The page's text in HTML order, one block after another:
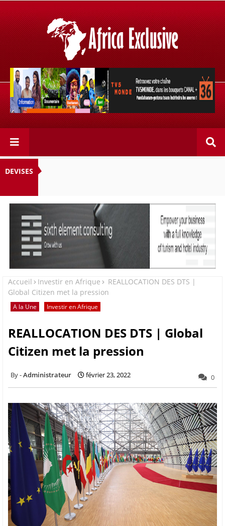
Retrouvez votre chaîne @TV5MONDE, dans les bouquets
CANAL+ 36 . Fandaharam-potoana tsara indrindra ho
anareo!
DEVISES
Accueil Investir en Afrique
REALLOCATION DES DTS |
Global Citizen met la pression
A la Une Investir en Afrique
REALLOCATION DES DTS | Global
Citizen met la pression
Administrateur février 23, 2022 0